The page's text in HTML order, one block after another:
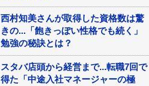
西村知美さんが取得した資格数は驚
きの...「飽きっぽい性格でも続く」
勉強の秘訣とは？
スタバ店頭から経営まで...転職7回で
得た「中途入社マネージャーの極